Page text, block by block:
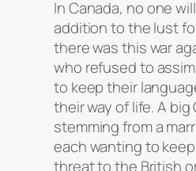
In Canada, no one
addition to the lust
there was this war
who refused to
to keep their
their way of life. A
stemming from a
each wanting to
threat to the British